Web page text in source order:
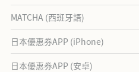
MATCHA (西班牙語)
日本優惠券APP (iPhone)
日本優惠券APP (安卓)